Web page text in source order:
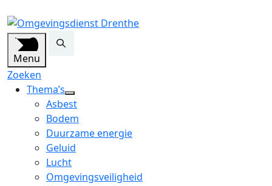
Menu
Zoeken
Thema’s
open
dropdown
menu
Asbest
Bodem
Duurzame energie
Geluid
Lucht
Omgevingsveiligheid